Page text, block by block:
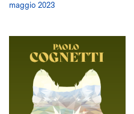
maggio 2023